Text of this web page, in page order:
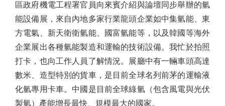
區政府機電工程署官員向來賓介紹與論壇同步舉辦的氫
能設備展，來自內地多家行業龍頭企業如中集氫能、東
方電氣、新天衛衛氫能、國富氫能等，以及韓國等海外
企業展出各種氫能製造和運輸的技術設備。我忙於拍照
打卡，也向工作人員了解情況。展廳中有一輛車頭高達
數米、造型特別的貨車，是目前全球名列前茅的運輸液
化氫專用卡車。中國是目前全球綠氫（包含風電與光伏
製氫）產能增長最快、規模最大的國家。